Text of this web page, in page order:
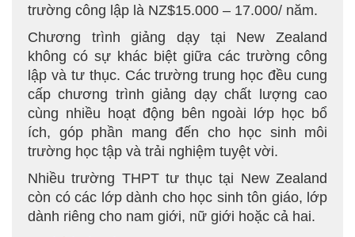
trường công lập là NZ$15.000 – 17.000/ năm.
Chương trình giảng dạy tại New Zealand
không có sự khác biệt giữa các trường công
lập và tư thục. Các trường trung học đều cung
cấp chương trình giảng dạy chất lượng cao
cùng nhiều hoạt động bên ngoài lớp học bổ
ích, góp phần mang đến cho học sinh môi
trường học tập và trải nghiệm tuyệt vời.
Nhiều trường THPT tư thục tại New Zealand
còn có các lớp dành cho học sinh tôn giáo, lớp
dành riêng cho nam giới, nữ giới hoặc cả hai.